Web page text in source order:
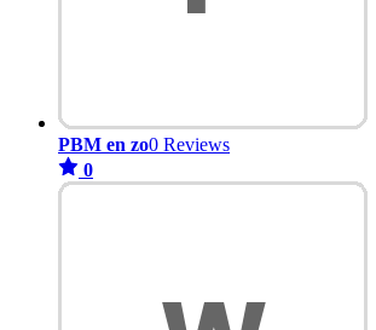
PBM en zo0 Reviews
0